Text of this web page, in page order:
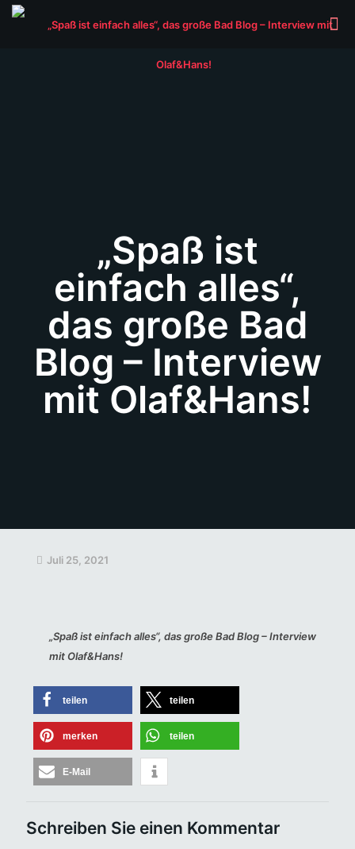
„Spaß ist
einfach alles“,
das große Bad
Blog – Interview
mit Olaf&Hans!
Juli 25, 2021
„Spaß ist einfach alles“, das große Bad Blog – Interview
mit Olaf&Hans!
teilen teilen
merken teilen
E-Mail
Schreiben Sie einen Kommentar